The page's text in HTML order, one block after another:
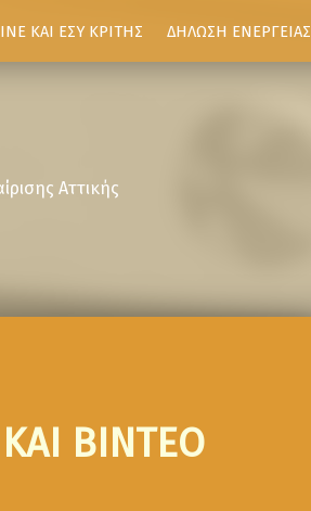
ΚΑΙ ΕΣΥ ΚΡΙΤΗΣ ΔΗΛΩΣΗ ΕΝΕΡΓΕΙΑΣ
Αττικής
ΒΙΝΤΕΟ